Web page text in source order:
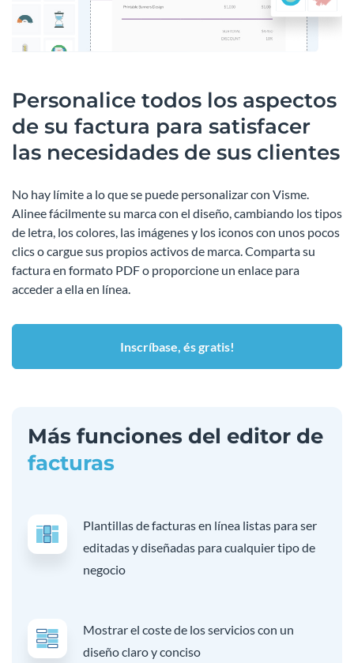
Personalice todos los aspectos
de su factura para satisfacer
las necesidades de sus clientes
No hay límite a lo que se puede personalizar con Visme.
Alinee fácilmente su marca con el diseño, cambiando los tipos
de letra, los colores, las imágenes y los iconos con unos pocos
clics o cargue sus propios activos de marca. Comparta su
factura en formato PDF o proporcione un enlace para
acceder a ella en línea.
Inscríbase, és gratis!
Más funciones del editor de
facturas
Plantillas de facturas en línea listas para ser
editadas y diseñadas para cualquier tipo de
negocio
Mostrar el coste de los servicios con un
diseño claro y conciso